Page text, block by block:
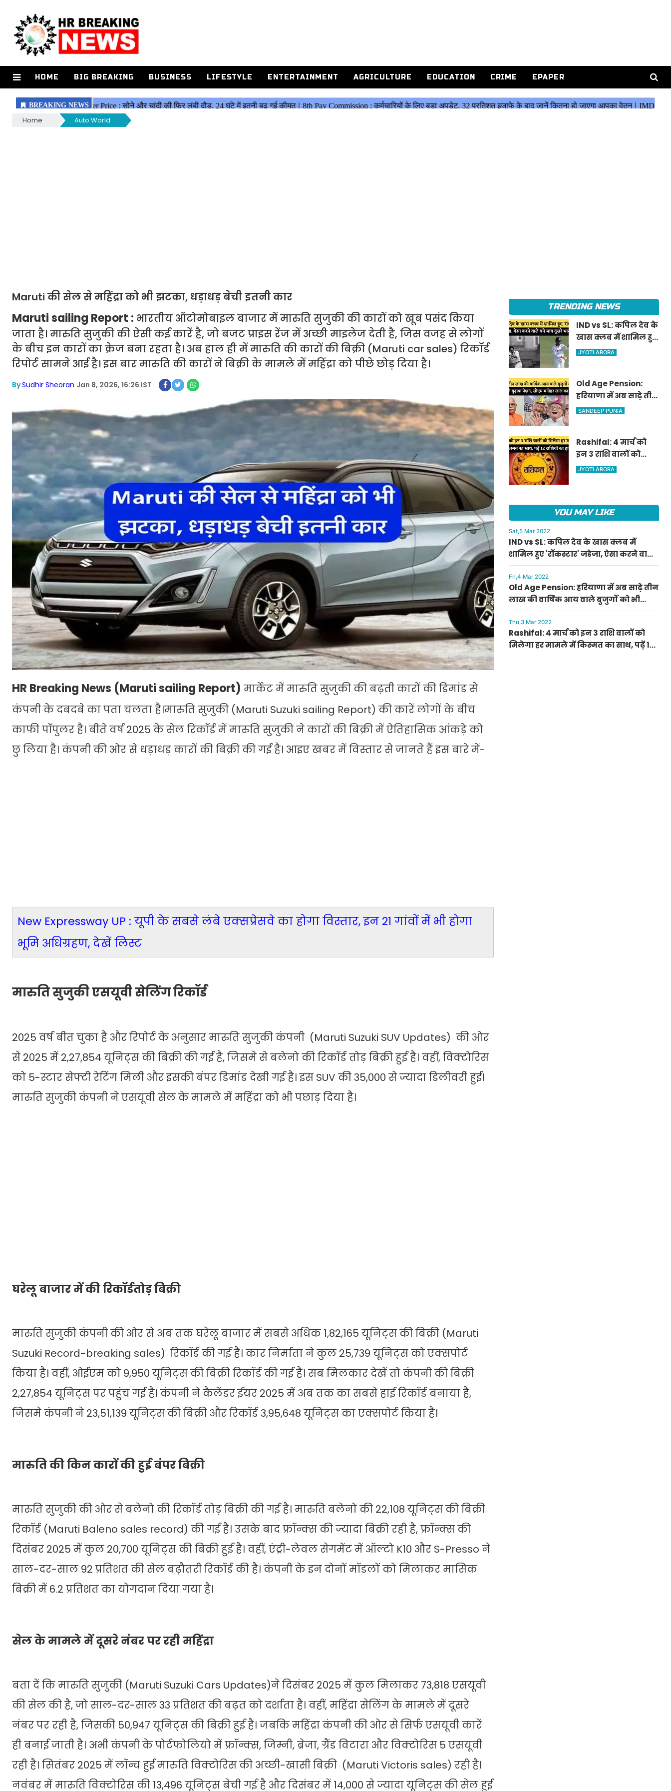
HOME BIG BREAKING BUSINESS LIFESTYLE ENTERTAINMENT AGRICULTURE EDUCATION CRIME EPAPER
Home Auto World
Maruti की सेल से महिंद्रा को भी झटका, धड़ाधड़ बेची इतनी कार
Maruti sailing Report : भारतीय ऑटोमोबाइल बाजार में मारुति सुजुकी की कारों को खूब पसंद किया
जाता है। मारुति सुजुकी की ऐसी कई कारें है, जो बजट प्राइस रेंज में अच्छी माइलेज देती है, जिस वजह से लोगों
के बीच इन कारों का क्रेज बना रहता है। अब हाल ही में मारुति की कारों की बिक्री (Maruti car sales) रिकॉर्ड
रिपोर्ट सामने आई है। इस बार मारुति की कारों ने बिक्री के मामले में महिंद्रा को पीछे छोड़ दिया है।
BySudhir Sheoran Jan 8, 2026, 16:26 IST
HR Breaking News (Maruti sailing Report) मार्केट में मारुति सुजुकी की बढ़ती कारों की डिमांड से
कंपनी के दबदबे का पता चलता है।मारुति सुजुकी (Maruti Suzuki sailing Report) की कारें लोगों के बीच
काफी पॉपुलर है। बीते वर्ष 2025 के सेल रिकॉर्ड में मारुति सुजुकी ने कारों की बिक्री में ऐतिहासिक आंकड़े को
छु लिया है। कंपनी की ओर से धड़ाधड़ कारों की बिक्री की गई है। आइए खबर में विस्तार से जानते हैं इस बारे में-
New Expressway UP : यूपी के सबसे लंबे एक्सप्रेसवे का होगा विस्तार, इन 21 गांवों में भी होगा
भूमि अधिग्रहण, देखें लिस्ट
मारुति सुजुकी एसयूवी सेलिंग रिकॉर्ड
2025 वर्ष बीत चुका है और रिपोर्ट के अनुसार मारुति सुजुकी कंपनी (Maruti Suzuki SUV Updates) की ओर
से 2025 में 2,27,854 यूनिट्स की बिक्री की गई है, जिसमे से बलेनो की रिकॉर्ड तोड़ बिक्री हुई है। वहीं, विक्टोरिस
को 5-स्टार सेफ्टी रेटिंग मिली और इसकी बंपर डिमांड देखी गई है। इस SUV की 35,000 से ज्यादा डिलीवरी हुई।
मारुति सुजुकी कंपनी ने एसयूवी सेल के मामले में महिंद्रा को भी पछाड़ दिया है।
घरेलू बाजार में की रिकॉर्डतोड़ बिक्री
मारुति सुजुकी कंपनी की ओर से अब तक घरेलू बाजार में सबसे अधिक 1,82,165 यूनिट्स की बिक्री (Maruti
Suzuki Record-breaking sales) रिकॉर्ड की गई है। कार निर्माता ने कुल 25,739 यूनिट्स को एक्सपोर्ट
किया है। वहीं, ओईएम को 9,950 यूनिट्स की बिक्री रिकॉर्ड की गई है। सब मिलकार देखें तो कंपनी की बिक्री
2,27,854 यूनिट्स पर पहुंच गई है। कंपनी ने कैलेंडर ईयर 2025 में अब तक का सबसे हाई रिकॉर्ड बनाया है,
जिसमे कंपनी ने 23,51,139 यूनिट्स की बिक्री और रिकॉर्ड 3,95,648 यूनिट्स का एक्सपोर्ट किया है।
मारुति की किन कारों की हुई बंपर बिक्री
मारुति सुजुकी की ओर से बलेनो की रिकॉर्ड तोड़ बिक्री की गई है। मारुति बलेनो की 22,108 यूनिट्स की बिक्री
रिकॉर्ड (Maruti Baleno sales record) की गई है। उसके बाद फ्रॉन्क्स की ज्यादा बिक्री रही है, फ्रॉन्क्स की
दिसंबर 2025 में कुल 20,700 यूनिट्स की बिक्री हुई है। वहीं, एंट्री-लेवल सेगमेंट में ऑल्टो K10 और S-Presso ने
साल-दर-साल 92 प्रतिशत की सेल बढ़ौतरी रिकॉर्ड की है। कंपनी के इन दोनों मॉडलों को मिलाकर मासिक
बिक्री में 6.2 प्रतिशत का योगदान दिया गया है।
सेल के मामले में दूसरे नंबर पर रही महिंद्रा
बता दें कि मारुति सुजुकी (Maruti Suzuki Cars Updates)ने दिसंबर 2025 में कुल मिलाकर 73,818 एसयूवी
की सेल की है, जो साल-दर-साल 33 प्रतिशत की बढ़त को दर्शाता है। वहीं, महिंद्रा सेलिंग के मामले में दूसरे
नंबर पर रही है, जिसकी 50,947 यूनिट्स की बिक्री हुई है। जबकि महिंद्रा कंपनी की ओर से सिर्फ एसयूवी कारें
ही बनाई जाती है। अभी कंपनी के पोर्टफोलियो में फ्रॉन्क्स, जिम्नी, ब्रेजा, ग्रैंड विटारा और विक्टोरिस 5 एसयूवी
रही है। सितंबर 2025 में लॉन्च हुई मारुति विक्टोरिस की अच्छी-खासी बिक्री (Maruti Victoris sales) रही है।
नवंबर में मारुति विक्टोरिस की 13,496 यूनिट्स बेची गई है और दिसंबर में 14,000 से ज्यादा यूनिट्स की सेल हुई
TRENDING NEWS
IND vs SL: कपिल देव के
खास क्लब में शामिल हुए
'रॉकस्टार' जडेजा, ऐसा
JYOTI ARORA
Old Age Pension:
हरियाणा में अब साढ़े तीन
लाख की वार्षिक आय
सीएम मनोहर लाल का
ऐलान
SANDEEP PUNIA
Rashifal: 4 मार्च को
इन 3 राशि वालों को
मिलेगा हर मामले में
JYOTI ARORA
YOU MAY LIKE
Sat,5 Mar 2022
IND vs SL: कपिल देव के खास क्लब में
शामिल हुए 'रॉकस्टार' जडेजा, ऐसा करने वाले
बने मात्र दूसरे भारतीय
Fri,4 Mar 2022
Old Age Pension: हरियाणा में अब साढ़े तीन
लाख की वार्षिक आय वाले बुजुर्गों को भी
मिलेगी बुढ़ापा पेंशन, सीएम मनोहर लाल का
ऐलान
Thu,3 Mar 2022
Rashifal: 4 मार्च को इन 3 राशि वालों को
मिलेगा हर मामले में किस्मत का साथ, पढ़ें 12